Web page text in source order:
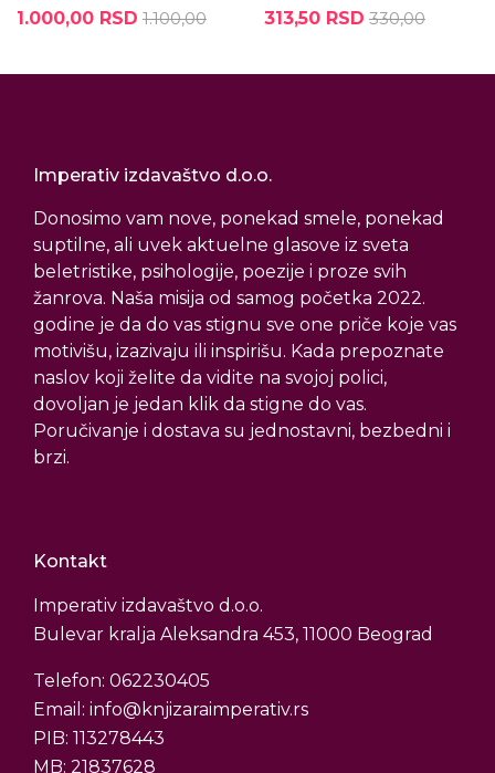
1.000,00 RSD 1.100,00 313,50 RSD 330,00
Imperativ izdavaštvo d.o.o.
Donosimo vam nove, ponekad smele, ponekad
suptilne, ali uvek aktuelne glasove iz sveta
beletristike, psihologije, poezije i proze svih
žanrova. Naša misija od samog početka 2022.
godine je da do vas stignu sve one priče koje vas
motivišu, izazivaju ili inspirišu. Kada prepoznate
naslov koji želite da vidite na svojoj polici,
dovoljan je jedan klik da stigne do vas.
Poručivanje i dostava su jednostavni, bezbedni i
brzi.
Kontakt
Imperativ izdavaštvo d.o.o.
Bulevar kralja Aleksandra 453, 11000 Beograd
Telefon: 062230405
Email: info@knjizaraimperativ.rs
PIB: 113278443
MB: 21837628